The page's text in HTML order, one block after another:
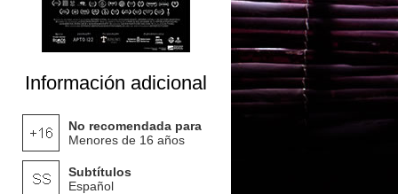
Información adicional
No recomendada para
Menores de 16 años
Subtítulos
Español